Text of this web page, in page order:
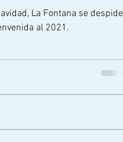
La Fontana se despide
al 2021.